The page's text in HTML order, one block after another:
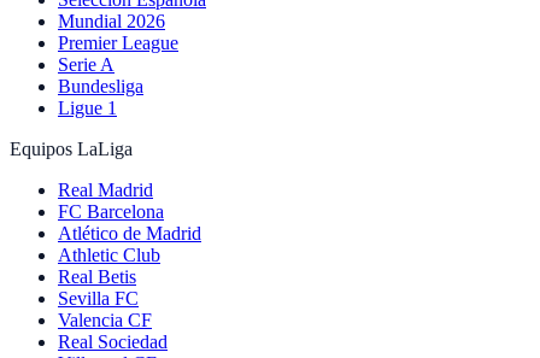
Mundial 2026
Premier League
Serie A
Bundesliga
Ligue 1
Equipos LaLiga
Real Madrid
FC Barcelona
Atlético de Madrid
Athletic Club
Real Betis
Sevilla FC
Valencia CF
Real Sociedad